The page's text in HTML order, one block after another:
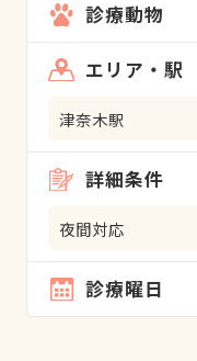
診療動物
エリア・駅
津奈木駅
詳細条件
夜間対応
診療曜日